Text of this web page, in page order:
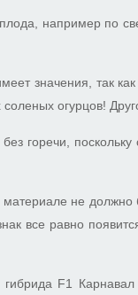
например по
значения, так
огурцов!
горечи, поскольку
не должно
все равно
F1